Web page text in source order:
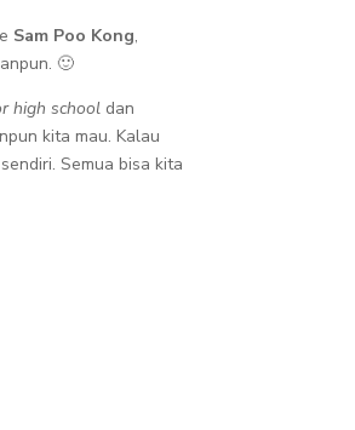
Sam Poo Kong,
🙂
high school dan
kita mau. Kalau
Semua bisa kita